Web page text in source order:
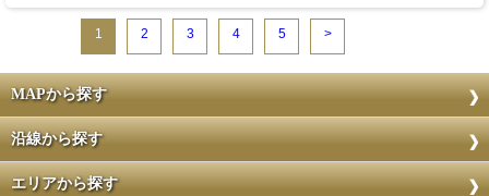
1 2 3 4 5 >
MAPから探す
沿線から探す
エリアから探す